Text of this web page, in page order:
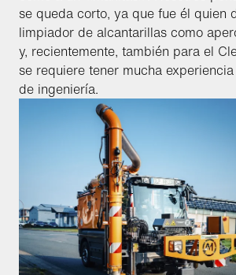
se queda corto, ya que fue él quien
limpiador de alcantarillas como
y, recientemente, también para el
se requiere tener mucha
de ingeniería.